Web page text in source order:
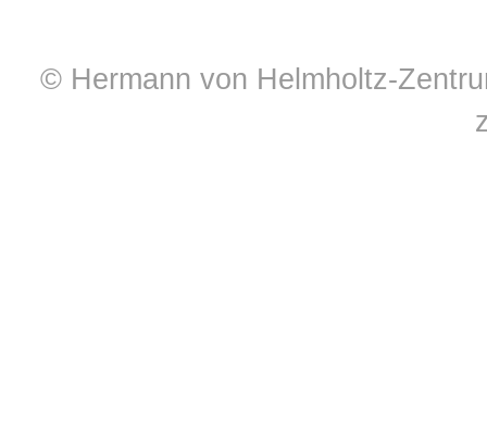
© Hermann von Helmholtz-